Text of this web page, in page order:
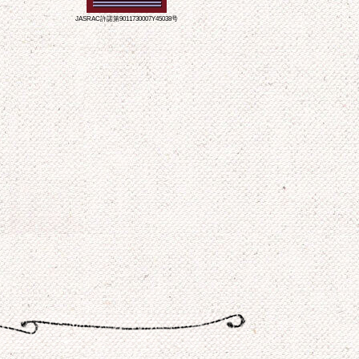
JASRAC許諾第9011730007Y45038号